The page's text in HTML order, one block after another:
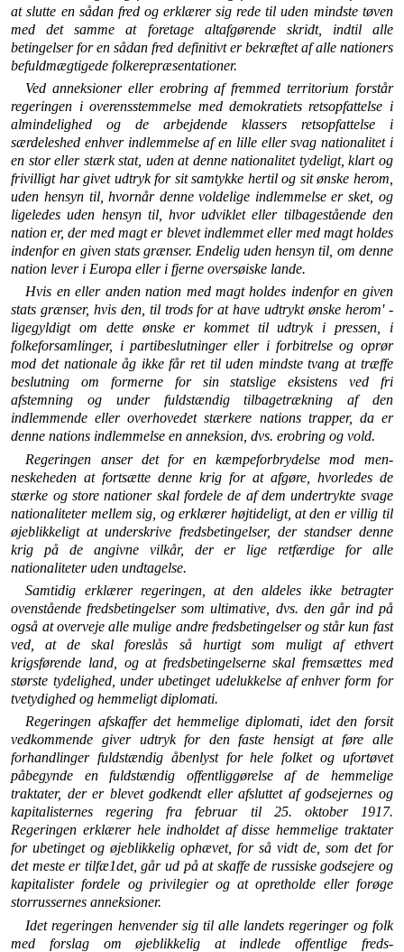
at slutte en sådan fred og erklærer sig rede til uden mindste tøven
med det samme at foretage altafgørende skridt, indtil alle
betingelser for en sådan fred definitivt er bekræftet af alle nationers
befuldmægtigede folkerepræsen­tationer.
Ved anneksioner eller erobring af fremmed territorium forstår
regeringen i overensstemmelse med demokratiets rets­opfattelse i
almindelighed og de arbejdende klassers retsop­fattelse i
særdeleshed enhver indlemmelse af en lille eller svag nationalitet i
en stor eller stærk stat, uden at denne nationa­litet tydeligt, klart og
frivilligt har givet udtryk for sit sam­tykke hertil og sit ønske herom,
uden hensyn til, hvornår den­ne voldelige indlemmelse er sket, og
ligeledes uden hensyn til, hvor udviklet eller tilbagestående den
nation er, der med magt er blevet indlemmet eller med magt holdes
indenfor en given stats grænser. Endelig uden hensyn til, om denne
na­tion lever i Europa eller i fjerne oversøiske lande.
Hvis en eller anden nation med magt holdes indenfor en given
stats grænser, hvis den, til trods for at have udtrykt ønske herom' -
ligegyldigt om dette ønske er kommet til udtryk i pressen, i
folkeforsamlinger, i partibeslutninger eller i forbitrelse og oprør
mod det nationale åg ikke får ret til uden mindste tvang at træffe
beslutning om formerne for sin statslige eksistens ved fri
afstemning og under fuldstændig tilbagetrækning af den
indlemmende eller overhovedet stærkere nations trapper, da er
denne nations indlemmelse en anneksion, dvs. erobring og vold.
Regeringen anser det for en kæmpeforbrydelse mod men­
neskeheden at fortsætte denne krig for at afgøre, hvorledes de
stærke og store nationer skal fordele de af dem under­trykte svage
nationaliteter mellem sig, og erklærer højtide­ligt, at den er villig til
øjeblikkeligt at underskrive fredsbe­tingelser, der standser denne
krig på de angivne vilkår, der er lige retfærdige for alle
nationaliteter uden undtagelse.
Samtidig erklærer regeringen, at den aldeles ikke betragter
ovenstående fredsbetingelser som ultimative, dvs. den går ind på
også at overveje alle mulige andre fredsbetingelser og står kun fast
ved, at de skal foreslås så hurtigt som muligt af et­hvert
krigsførende land, og at fredsbetingelserne skal frem­sættes med
største tydelighed, under ubetinget udelukkelse af enhver form for
tvetydighed og hemmeligt diplomati.
Regeringen afskaffer det hemmelige diplomati, idet den forsit
vedkommende giver udtryk for den faste hensigt at føre alle
forhandlinger fuldstændig åbenlyst for hele folket og ufortøvet
påbegynde en fuldstændig offentliggørelse af de hemmelige
traktater, der er blevet godkendt eller afsluttet af godsejernes og
kapitalisternes regering fra februar til 25. oktober 1917.
Regeringen erklærer hele indholdet af disse hemmelige traktater
for ubetinget og øjeblikkelig ophævet, for så vidt de, som det for
det meste er tilfæ1det, går ud på at skaffe de russiske godsejere og
kapitalister fordele og pri­vilegier og at opretholde eller forøge
storrussernes an­neksioner.
Idet regeringen henvender sig til alle landets regeringer og folk
med forslag om øjeblikkelig at indlede offentlige freds­